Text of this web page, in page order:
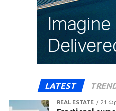
LATEST
REAL ESTATE 21